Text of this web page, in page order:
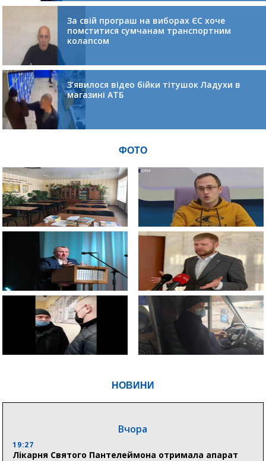
НОВИНИ
Вчора
19:27
Лікарня Святого Пантелеймона отримала апарат
За свій програш на виборах ЄС хоче
помститися сумчанам транспортним
колапсом
З’явилося відео бійки тітушок Ладухи в
магазині АТБ
ФОТО